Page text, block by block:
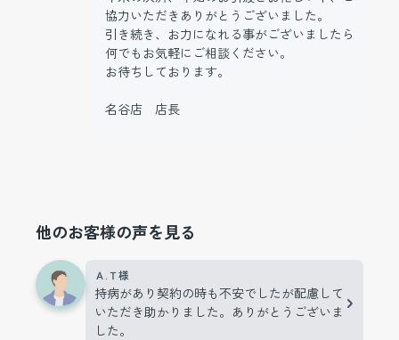
協力いただきありがとうございました。
引き続き、お力になれる事がございましたら
何でもお気軽にご相談ください。
お待ちしております。
名谷店 店長
他のお客様の声を見る
Ａ.Ｔ様
持病があり契約の時も不安でしたが配慮して
いただき助かりました。ありがとうございま
した。